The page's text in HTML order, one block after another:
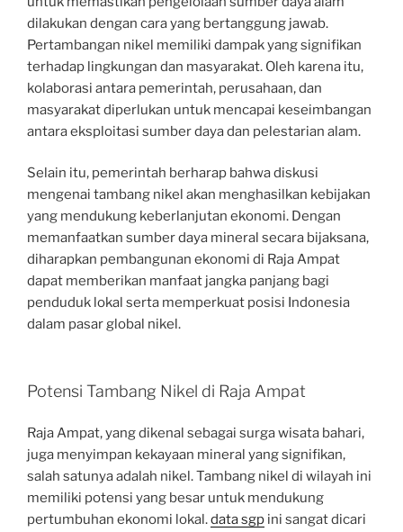
dilakukan dengan cara yang bertanggung jawab.
Pertambangan nikel memiliki dampak yang signifikan
terhadap lingkungan dan masyarakat. Oleh karena itu,
kolaborasi antara pemerintah, perusahaan, dan
masyarakat diperlukan untuk mencapai keseimbangan
antara eksploitasi sumber daya dan pelestarian alam.
Selain itu, pemerintah berharap bahwa diskusi
mengenai tambang nikel akan menghasilkan kebijakan
yang mendukung keberlanjutan ekonomi. Dengan
memanfaatkan sumber daya mineral secara bijaksana,
diharapkan pembangunan ekonomi di Raja Ampat
dapat memberikan manfaat jangka panjang bagi
penduduk lokal serta memperkuat posisi Indonesia
dalam pasar global nikel.
Potensi Tambang Nikel di Raja Ampat
Raja Ampat, yang dikenal sebagai surga wisata bahari,
juga menyimpan kekayaan mineral yang signifikan,
salah satunya adalah nikel. Tambang nikel di wilayah ini
memiliki potensi yang besar untuk mendukung
pertumbuhan ekonomi lokal.data sgp ini sangat dicari